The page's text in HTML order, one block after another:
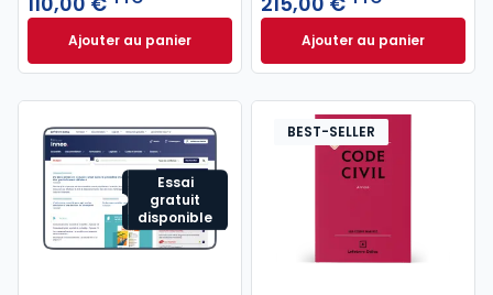
Ajouter au panierGuide du formaliste 2026 à 110,00 € TTC
Ajouter au panier
Mémento Fiscal
Essai
gratuit
disponible
BEST-SELLER